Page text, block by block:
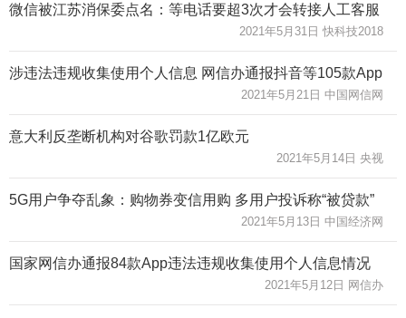
微信被江苏消保委点名：等电话要超3次才会转接人工客服
2021年5月31日 快科技2018
涉违法违规收集使用个人信息 网信办通报抖音等105款App
2021年5月21日 中国网信网
意大利反垄断机构对谷歌罚款1亿欧元
2021年5月14日 央视
5G用户争夺乱象：购物券变信用购 多用户投诉称“被贷款”
2021年5月13日 中国经济网
国家网信办通报84款App违法违规收集使用个人信息情况
2021年5月12日 网信办